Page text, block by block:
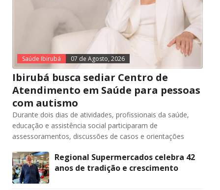
Saúde Ibirubá 07 de Agosto, 2026
Ibirubá busca sediar Centro de
Atendimento em Saúde para pessoas
com autismo
Durante dois dias de atividades, profissionais da saúde,
educação e assistência social participaram de
assessoramentos, discussões de casos e orientações
Regional Supermercados celebra 42
anos de tradição e crescimento